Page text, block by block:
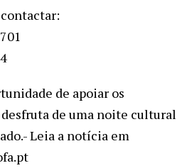
de apoiar os
de uma noite cultural
Leia a notícia em